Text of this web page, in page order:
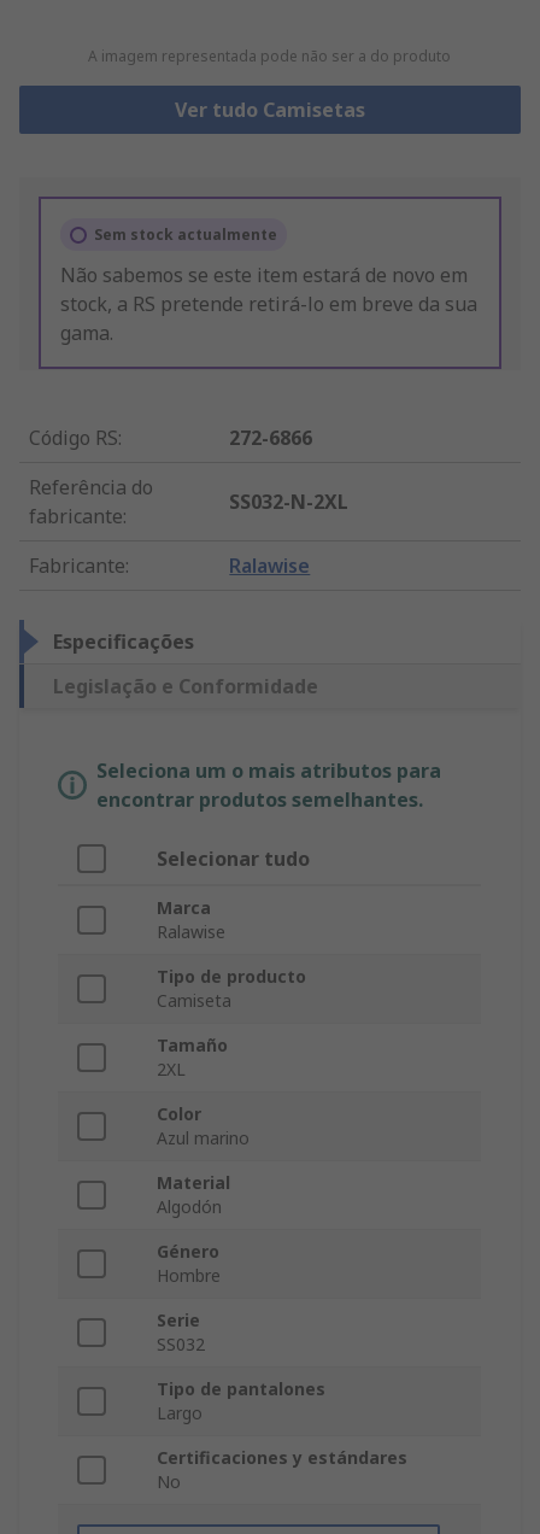
A imagem representada pode não ser a do produto
Ver tudo Camisetas
Sem stock actualmente
Não sabemos se este item estará de novo em
stock, a RS pretende retirá-lo em breve da sua
gama.
Código RS:
272-6866
Referência do
fabricante:
SS032-N-2XL
Fabricante: Ralawise
Especificações
Legislação e Conformidade
Seleciona um o mais atributos para
encontrar produtos semelhantes.
Selecionar tudo
Marca
Ralawise
Tipo de producto
Camiseta
Tamaño
2XL
Color
Azul marino
Material
Algodón
Género
Hombre
Serie
SS032
Tipo de pantalones
Largo
Certificaciones y estándares
No